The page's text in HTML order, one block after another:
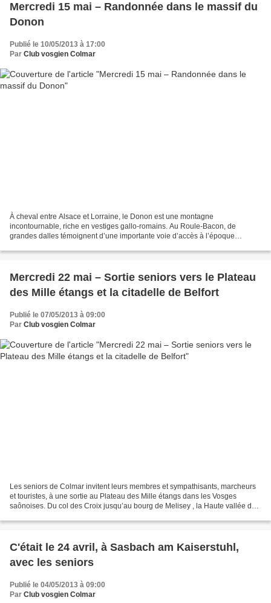
Mercredi 15 mai – Randonnée dans le massif du
Donon
Publié le 10/05/2013 à 17:00
Par Club vosgien Colmar
À cheval entre Alsace et Lorraine, le Donon est une montagne
incontournable, riche en vestiges gallo-romains. Au Roule-Bacon, de
grandes dalles témoignent d’une importante voie d’accès à l’époque
Mercredi 22 mai – Sortie seniors vers le Plateau
des Mille étangs et la citadelle de Belfort
Publié le 07/05/2013 à 09:00
Par Club vosgien Colmar
Les seniors de Colmar invitent leurs membres et sympathisants, marcheurs
et touristes, à une sortie au Plateau des Mille étangs dans les Vosges
saônoises. Du col des Croix jusqu’au bourg de Melisey , la Haute vallée de
C'était le 24 avril, à Sasbach am Kaiserstuhl,
avec les seniors
Publié le 04/05/2013 à 09:00
Par Club vosgien Colmar